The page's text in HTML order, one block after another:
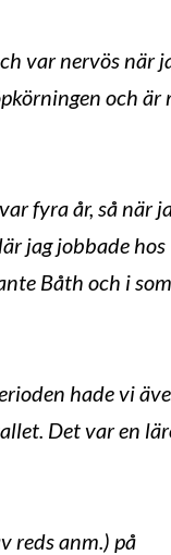
var nervös när
och är
fyra år, så när
jag jobbade hos
Båth och i
hade vi
Det var en
reds anm.) på